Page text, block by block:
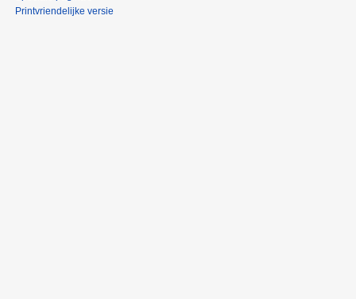
Printvriendelijke versie